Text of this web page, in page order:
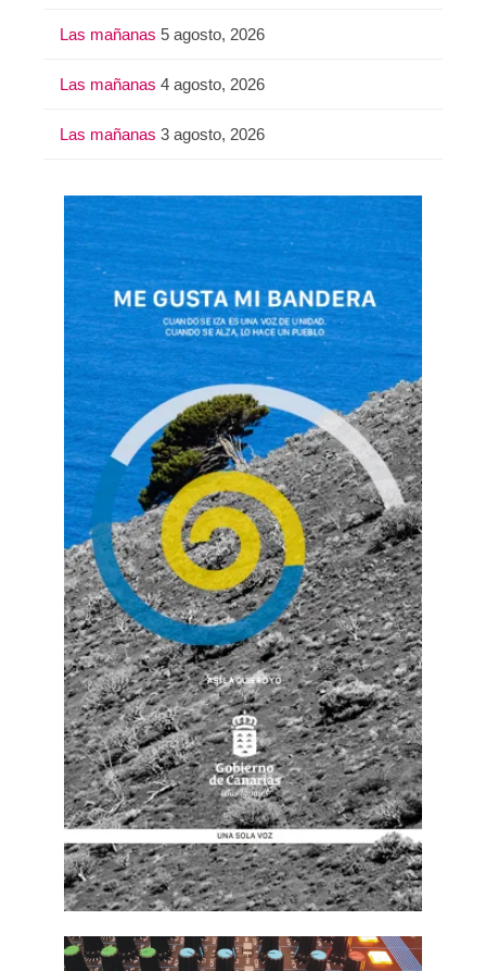
Las mañanas 5 agosto, 2026
Las mañanas 4 agosto, 2026
Las mañanas 3 agosto, 2026